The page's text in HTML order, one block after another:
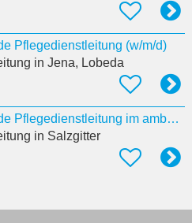
Pflegedienstleitung (w/m/d)
in Jena, Lobeda
Stellvertretende Pflegedienstleitung im ambulanten Dienst (w/m/d)
in Salzgitter